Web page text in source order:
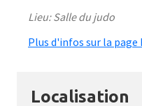
Lieu: Salle du judo
Plus d'infos sur la page
Localisation